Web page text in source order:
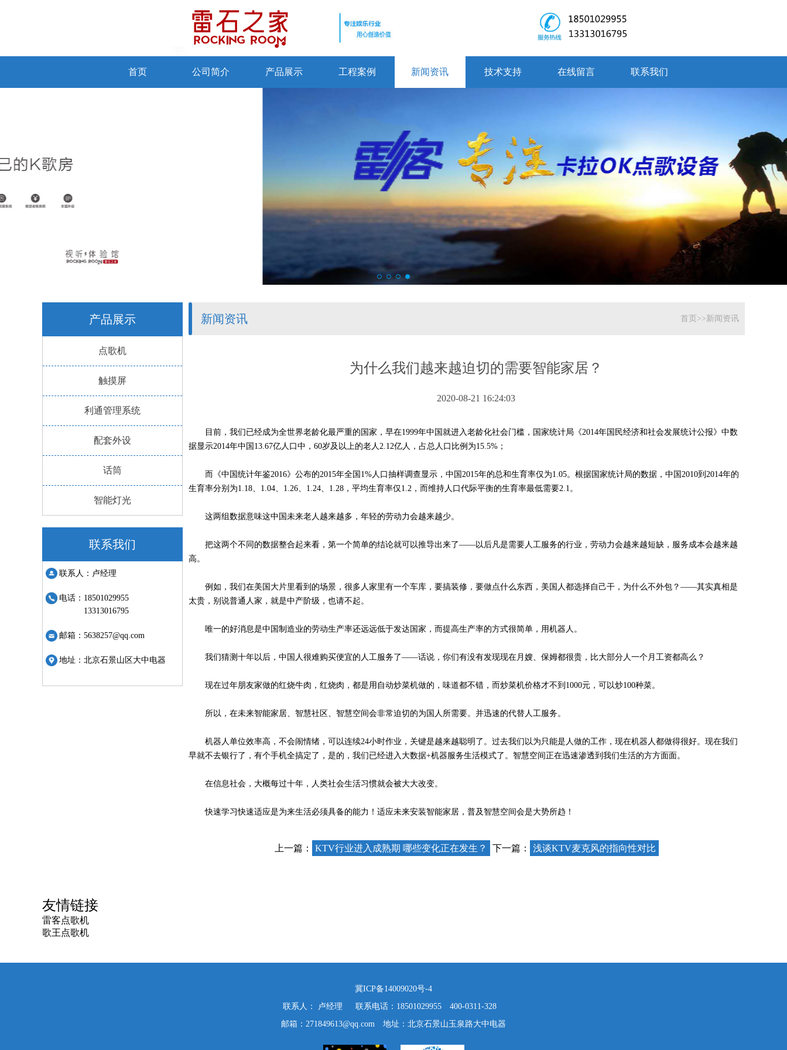
首页 公司简介 产品展示 工程案例 新闻资讯 技术支持 在线留言 联系我们
产品展示
点歌机
触摸屏
利通管理系统
配套外设
话筒
智能灯光
联系我们
联系人： 卢经理
电话： 18501029955
13313016795
邮箱： 5638257@qq.com
地址： 北京石景山区大中电器
新闻资讯 首页>>新闻资讯
为什么我们越来越迫切的需要智能家居？
2020-08-21 16:24:03
目前，我们已经成为全世界老龄化最严重的国家，早在1999年中国就进入老龄化社会门槛，国家统计局《2014年国民经济和社会发展统计公报》中数
据显示2014年中国13.67亿人口中，60岁及以上的老人2.12亿人，占总人口比例为15.5%；
而《中国统计年鉴2016》公布的2015年全国1%人口抽样调查显示，中国2015年的总和生育率仅为1.05。根据国家统计局的数据，中国2010到2014年的
生育率分别为1.18、1.04、1.26、1.24、1.28，平均生育率仅1.2，而维持人口代际平衡的生育率最低需要2.1。
这两组数据意味这中国未来老人越来越多，年轻的劳动力会越来越少。
把这两个不同的数据整合起来看，第一个简单的结论就可以推导出来了——以后凡是需要人工服务的行业，劳动力会越来越短缺，服务成本会越来越
高。
例如，我们在美国大片里看到的场景，很多人家里有一个车库，要搞装修，要做点什么东西，美国人都选择自己干，为什么不外包？——其实真相是
太贵，别说普通人家，就是中产阶级，也请不起。
唯一的好消息是中国制造业的劳动生产率还远远低于发达国家，而提高生产率的方式很简单，用机器人。
我们猜测十年以后，中国人很难购买便宜的人工服务了——话说，你们有没有发现现在月嫂、保姆都很贵，比大部分人一个月工资都高么？
现在过年朋友家做的红烧牛肉，红烧肉，都是用自动炒菜机做的，味道都不错，而炒菜机价格才不到1000元，可以炒100种菜。
所以，在未来智能家居、智慧社区、智慧空间会非常迫切的为国人所需要。并迅速的代替人工服务。
机器人单位效率高，不会闹情绪，可以连续24小时作业，关键是越来越聪明了。过去我们以为只能是人做的工作，现在机器人都做得很好。现在我们
早就不去银行了，有个手机全搞定了，是的，我们已经进入大数据+机器服务生活模式了。智慧空间正在迅速渗透到我们生活的方方面面。
在信息社会，大概每过十年，人类社会生活习惯就会被大大改变。
快速学习快速适应是为来生活必须具备的能力！适应未来安装智能家居，普及智慧空间会是大势所趋！
上一篇： KTV行业进入成熟期 哪些变化正在发生？ 下一篇： 浅谈KTV麦克风的指向性对比
友情链接
雷客点歌机
歌王点歌机
冀ICP备14009020号-4
联系人： 卢经理 联系电话：18501029955 400-0311-328
邮箱：271849613@qq.com 地址：北京石景山玉泉路大中电器